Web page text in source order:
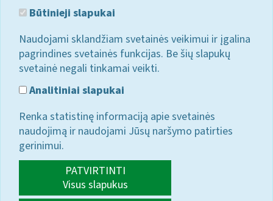
Būtinieji slapukai
Naudojami sklandžiam svetainės veikimui ir įgalina
pagrindines svetainės funkcijas. Be šių slapukų
svetainė negali tinkamai veikti.
Analitiniai slapukai
Renka statistinę informaciją apie svetainės
naudojimą ir naudojami Jūsų naršymo patirties
gerinimui.
PATVIRTINTI
Visus slapukus